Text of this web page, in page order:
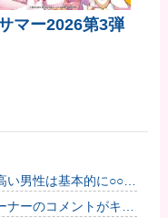
マー2026第3弾
い男性は基本的に○○で
実なのか他
ナーのコメントがキモ